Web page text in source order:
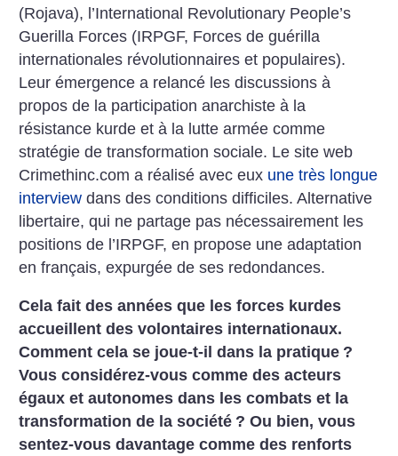
(Rojava), l’International Revolutionary People’s
Guerilla Forces (IRPGF, Forces de guérilla
internationales révolutionnaires et populaires).
Leur émergence a relancé les discussions à
propos de la participation anarchiste à la
résistance kurde et à la lutte armée comme
stratégie de transformation sociale. Le site web
Crimethinc.com a réalisé avec eux une très longue
interview dans des conditions difficiles. Alternative
libertaire, qui ne partage pas nécessairement les
positions de l’IRPGF, en propose une adaptation
en français, expurgée de ses redondances.
Cela fait des années que les forces kurdes
accueillent des volontaires internationaux.
Comment cela se joue-t-il dans la pratique ?
Vous considérez-vous comme des acteurs
égaux et autonomes dans les combats et la
transformation de la société ? Ou bien, vous
sentez-vous davantage comme des renforts